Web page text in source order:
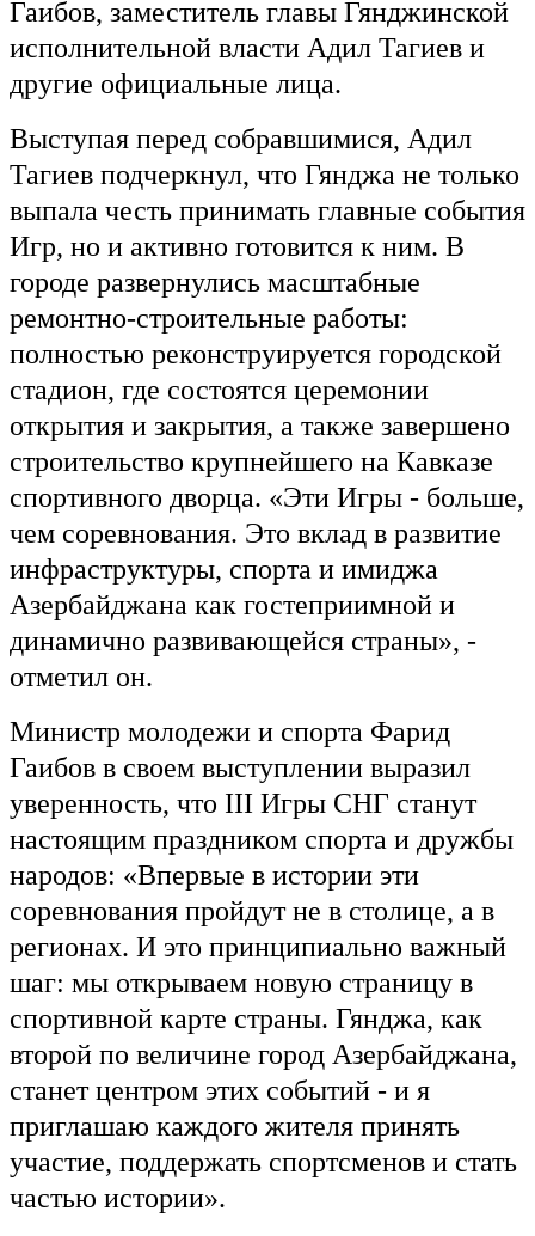
Гаибов, заместитель главы Гянджинской
исполнительной власти Адил Тагиев и
другие официальные лица.
Выступая перед собравшимися, Адил
Тагиев подчеркнул, что Гянджа не только
выпала честь принимать главные события
Игр, но и активно готовится к ним. В
городе развернулись масштабные
ремонтно-строительные работы:
полностью реконструируется городской
стадион, где состоятся церемонии
открытия и закрытия, а также завершено
строительство крупнейшего на Кавказе
спортивного дворца. «Эти Игры - больше,
чем соревнования. Это вклад в развитие
инфраструктуры, спорта и имиджа
Азербайджана как гостеприимной и
динамично развивающейся страны», -
отметил он.
Министр молодежи и спорта Фарид
Гаибов в своем выступлении выразил
уверенность, что III Игры СНГ станут
настоящим праздником спорта и дружбы
народов: «Впервые в истории эти
соревнования пройдут не в столице, а в
регионах. И это принципиально важный
шаг: мы открываем новую страницу в
спортивной карте страны. Гянджа, как
второй по величине город Азербайджана,
станет центром этих событий - и я
приглашаю каждого жителя принять
участие, поддержать спортсменов и стать
частью истории».